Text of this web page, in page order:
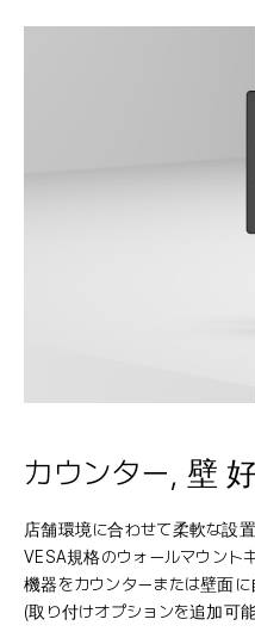
カウンター, 壁
店舗環境に合わせて柔軟な設置
VESA規格のウォールマウント
機器をカウンターまたは壁面に
(取り付けオプションを追加可